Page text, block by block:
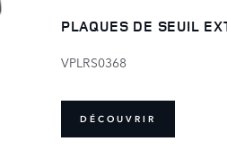
PLAQUES DE SEUIL
VPLRS0368
DÉCOUVRIR